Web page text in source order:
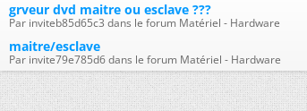
grveur dvd maitre ou esclave ???
Par inviteb85d65c3 dans le forum Matériel - Hardware
maitre/esclave
Par invite79e785d6 dans le forum Matériel - Hardware